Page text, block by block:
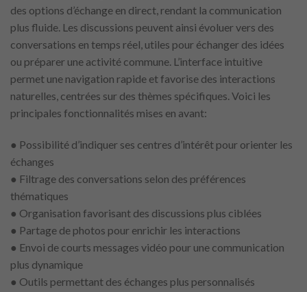
des options d’échange en direct, rendant la communication
plus fluide. Les discussions peuvent ainsi évoluer vers des
conversations en temps réel, utiles pour échanger des idées
ou préparer une activité commune. L’interface intuitive
permet une navigation rapide et favorise des interactions
naturelles, centrées sur des thèmes spécifiques. Voici les
principales fonctionnalités mises en avant:
● Possibilité d’indiquer ses centres d’intérêt pour orienter les
échanges
● Filtrage des conversations selon des préférences
thématiques
● Organisation favorisant des discussions plus ciblées
● Partage de photos pour enrichir les interactions
● Envoi de courts messages vidéo pour une communication
plus dynamique
● Outils permettant des échanges plus personnalisés